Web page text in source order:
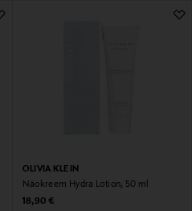
OLIVIA KLEIN
Näokreem Hydra Lotion, 50 ml
Original Price
18,90 €